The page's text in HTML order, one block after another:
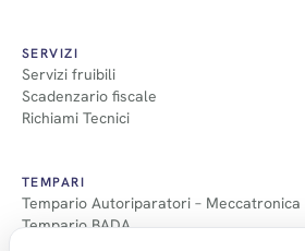
SERVIZI
Servizi fruibili
Scadenzario fiscale
Richiami Tecnici
TEMPARI
Tempario Autoriparatori –
Tempario BADA